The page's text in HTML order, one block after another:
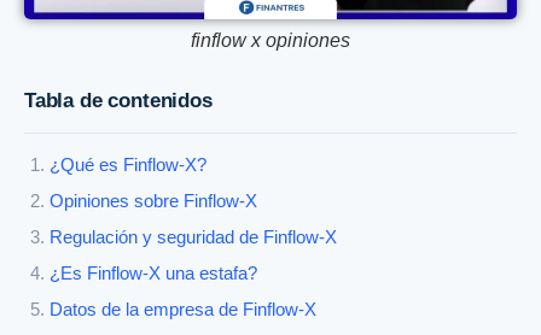
finflow x opiniones
Tabla de contenidos
¿Qué es Finflow-X?
Opiniones sobre Finflow-X
Regulación y seguridad de Finflow-X
¿Es Finflow-X una estafa?
Datos de la empresa de Finflow-X